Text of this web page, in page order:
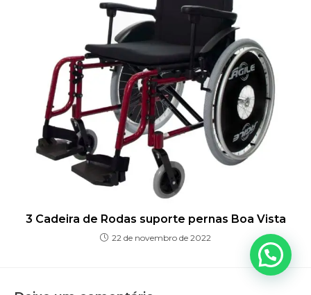
3 Cadeira de Rodas suporte pernas Boa Vista
22 de novembro de 2022